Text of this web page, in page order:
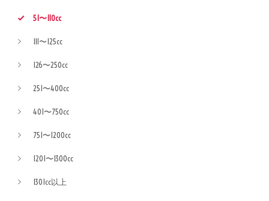
51〜110cc
111〜125cc
126〜250cc
251〜400cc
401〜750cc
751〜1200cc
1201〜1300cc
1301cc以上